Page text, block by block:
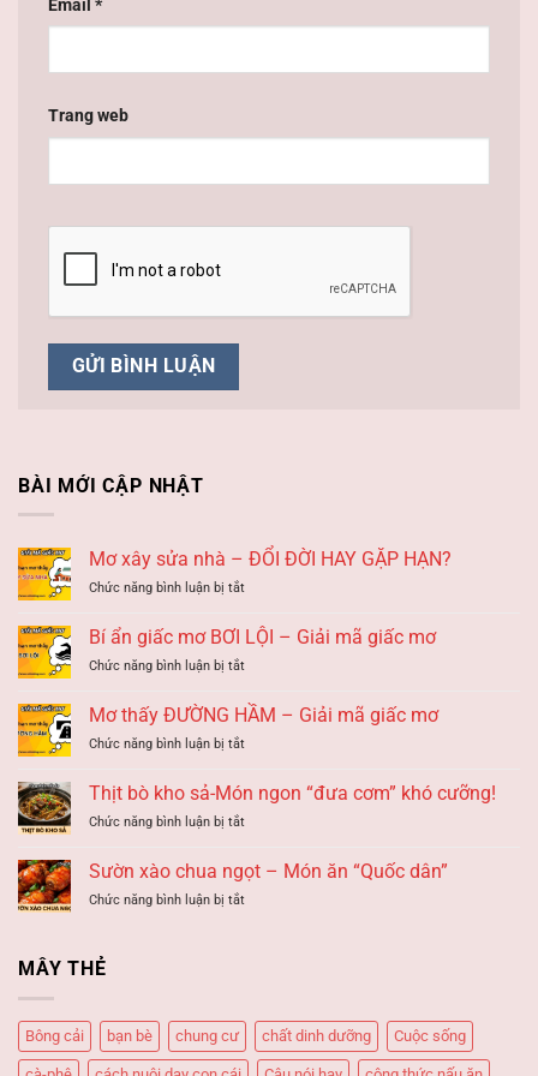
Email *
Trang web
BÀI MỚI CẬP NHẬT
Mơ xây sửa nhà – ĐỔI ĐỜI HAY GẶP HẠN?
Chức năng bình luận bị tắtở
xây
sửa
nhà
ĐỔI
HAY
HẠN?
Bí ẩn giấc mơ BƠI LỘI – Giải mã giấc mơ
Chức năng bình luận bị tắtở
ẩn
giấc
mơ
LỘI
Giải
giấc
Mơ thấy ĐƯỜNG HẦM – Giải mã giấc mơ
Chức năng bình luận bị tắtở
ĐƯỜNG
HẦM
Giải
mã
giấc
Thịt bò kho sả-Món ngon “đưa cơm” khó cưỡng!
Chức năng bình luận bị tắtở
bò
kho
sả-
cưỡng!
Sườn xào chua ngọt – Món ăn “Quốc dân”
Chức năng bình luận bị tắtở
Món
“Quốc
MÂY THẺ
Bông cải bạn bè chung cư chất dinh dưỡng Cuộc sống